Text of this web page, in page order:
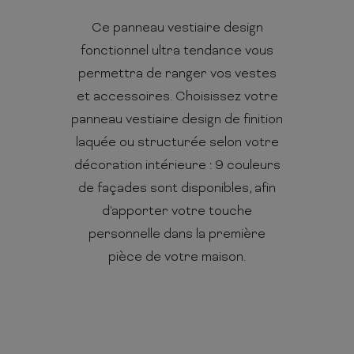
Ce panneau vestiaire design
fonctionnel ultra tendance vous
permettra de ranger vos vestes
et accessoires. Choisissez votre
panneau vestiaire design de finition
laquée ou structurée selon votre
décoration intérieure : 9 couleurs
de façades sont disponibles, afin
d'apporter votre touche
personnelle dans la première
pièce de votre maison.